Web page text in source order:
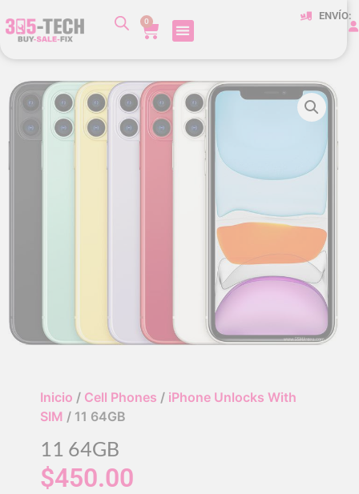
0 ENVÍO:
Inicio / Cell Phones / iPhone Unlocks With
SIM / 11 64GB
11 64GB
$450.00